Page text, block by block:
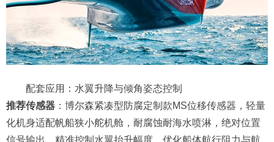
配套应用：水翼升降与倾角姿态控制
推荐传感器 ：博尔森紧凑型防腐定制款MS位移传感器，轻量
化机身适配帆船狭小舵机舱，耐腐蚀耐海水喷淋，绝对位置